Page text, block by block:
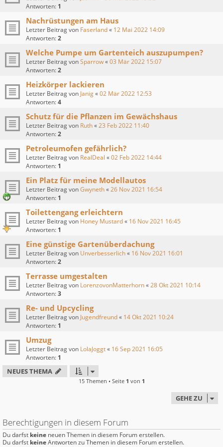
Antworten: 1
Nachrüstungen am Haus
Letzter Beitrag von Faserland« 12 Mai 2022 14:09
Antworten:2
Welche Pumpe um Gartenteich auszupumpen?
Letzter Beitrag vonSparrow«03 Mär 2022 15:07
Antworten:2
Heizkörper lackieren
Letzter Beitrag von Janig«02 Mär 2022 12:53
Antworten:4
Schutz für die Pflanzen im Gewächshaus
Letzter Beitrag von Ruth«23 Feb 2022 11:40
Antworten:2
Petroleumofen gefährlich?
Letzter Beitrag von RealDeal «02 Feb 2022 14:44
Antworten: 1
Ein Platz für meine Modellautos
Letzter Beitrag vonGwyneth«26 Nov 2021 16:54
Antworten: 1
Toilettengang erleichtern
Letzter Beitrag von Honey Mustard« 16 Nov 2021 16:45
Antworten: 1
Eine günstige Gartenüberdachung
Letzter Beitrag von Unverbesserlich« 16 Nov 2021 16:01
Antworten:2
Terrasse umgestalten
Letzter Beitrag von LorenzovonMatterhorn«28 Okt 2021 10:14
Antworten:3
Re- und Upcycling
Letzter Beitrag von Jugendfreund« 14 Okt 2021 10:24
Antworten: 1
Umzug
Letzter Beitrag von LolaJoggt« 16 Sep 2021 16:05
Antworten: 1
NEUES THEMA
15 Themen • Seite 1 von 1
GEHE ZU
Berechtigungen in diesem Forum
Du darfst keine neuen Themen in diesem Forum erstellen.
Du darfst keineAntworten zu Themen in diesem Forum erstellen.